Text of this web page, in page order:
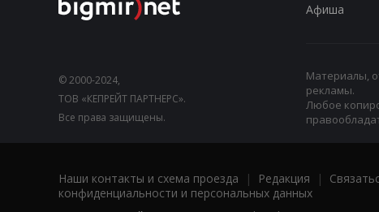
© 2000-2024,
ТОВ «КЕПРЕЙТ ПАРТНЕРС».
Все права защищены.
Афиша
Материалы,
рекламы.
Любое
Наши контакты и схема проезда | Редакция |
конфиденциальности и персональных данных